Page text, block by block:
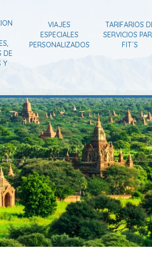
DE
Y
VIAJES
ESPECIALES
PERSONALIZADOS
TARIFARIOS
SERVICIOS
FIT´S